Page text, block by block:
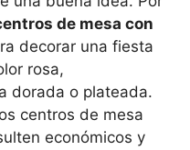
de mesa con
decorar una fiesta
rosa,
dorada o plateada.
centros de mesa
económicos y